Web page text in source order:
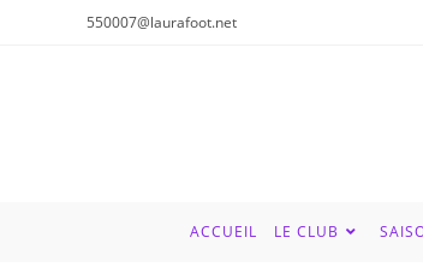
550007@laurafoot.net
ACCUEIL LE CLUB